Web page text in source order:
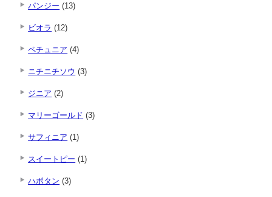
パンジー (13)
ビオラ (12)
ペチュニア (4)
ニチニチソウ (3)
ジニア (2)
マリーゴールド (3)
サフィニア (1)
スイートピー (1)
ハボタン (3)